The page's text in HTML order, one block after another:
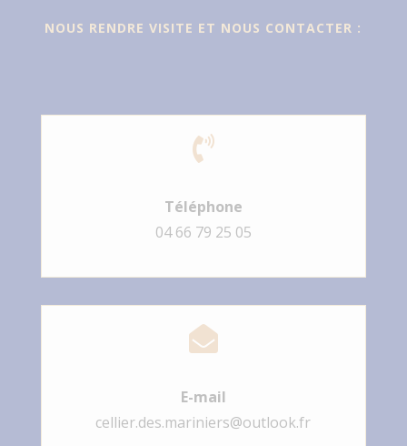
NOUS RENDRE VISITE ET NOUS CONTACTER :

Téléphone
04 66 79 25 05

E-mail
cellier.des.mariniers@outlook.fr